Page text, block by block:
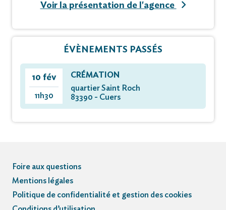
Voir la présentation de l'agence
ÉVÈNEMENTS PASSÉS
10 fév
11h30
CRÉMATION
quartier Saint Roch
83390 - Cuers
Foire aux questions
Mentions légales
Politique de confidentialité et gestion des cookies